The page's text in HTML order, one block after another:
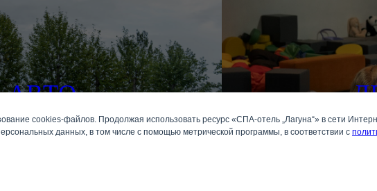
АВТО
cookies-файлов. Продолжая использовать ресурс «СПА-отель „Лагуна“» в сети
данных, в том числе с помощью метрической программы, в соответствии с п